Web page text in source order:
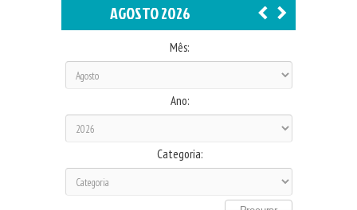
AGOSTO 2026
Mês:
Ano:
Categoria: